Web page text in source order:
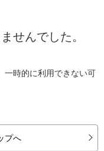
せんでした。
一時的に利用できない可
プへ